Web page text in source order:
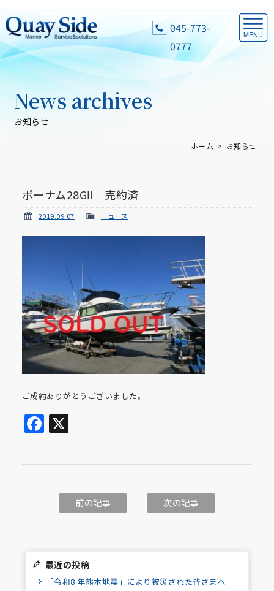
045-773-
0777
お知らせ
News archives
ホーム お知らせ
ポーナム28GⅡ 売約済
2019.09.07 ニュース
ご成約ありがとうございました。
Facebook
X
前の記事 次の記事
最近の投稿
「令和8 年熊本地震」により被災された皆さまへ